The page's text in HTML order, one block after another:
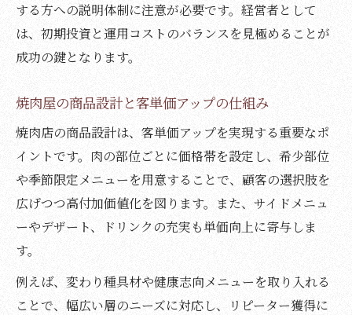
する方への説明体制に注意が必要です。経営者として
は、初期投資と運用コストのバランスを見極めることが
成功の鍵となります。
焼肉屋の商品設計と客単価アップの仕組み
焼肉店の商品設計は、客単価アップを実現する重要なポ
イントです。肉の部位ごとに価格帯を設定し、希少部位
や季節限定メニューを用意することで、顧客の選択肢を
広げつつ高付加価値化を図ります。また、サイドメニュ
ーやデザート、ドリンクの充実も単価向上に寄与しま
す。
例えば、変わり種具材や健康志向メニューを取り入れる
ことで、幅広い層のニーズに対応し、リピーター獲得に